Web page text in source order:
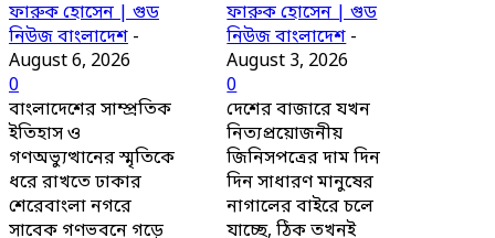
ফারুক হোসেন | গুড
নিউজ বাংলাদেশ -
August 6, 2026
0
বাংলাদেশের সাম্প্রতিক
ইতিহাস ও
গণঅভ্যুত্থানের স্মৃতিকে
ধরে রাখতে ঢাকার
শেরেবাংলা নগরে
সাবেক গণভবনে গড়ে
ফারুক হোসেন | গুড
নিউজ বাংলাদেশ -
August 3, 2026
0
দেশের বাজারে যখন
নিত্যপ্রয়োজনীয়
জিনিসপত্রের দাম দিন
দিন সাধারণ মানুষের
নাগালের বাইরে চলে
যাচ্ছে, ঠিক তখনই